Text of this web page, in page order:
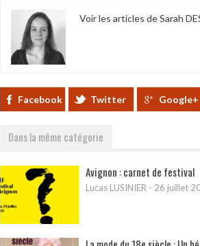
Voir les articles de Sarah
Facebook Twitter Google+
Dans la même catégorie
Avignon : carnet de festival
Lucas LUSINIER - 26 juillet